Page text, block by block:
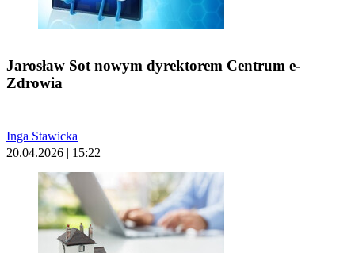
Jarosław Sot nowym dyrektorem Centrum e-
Zdrowia
Inga Stawicka
20.04.2026 | 15:22